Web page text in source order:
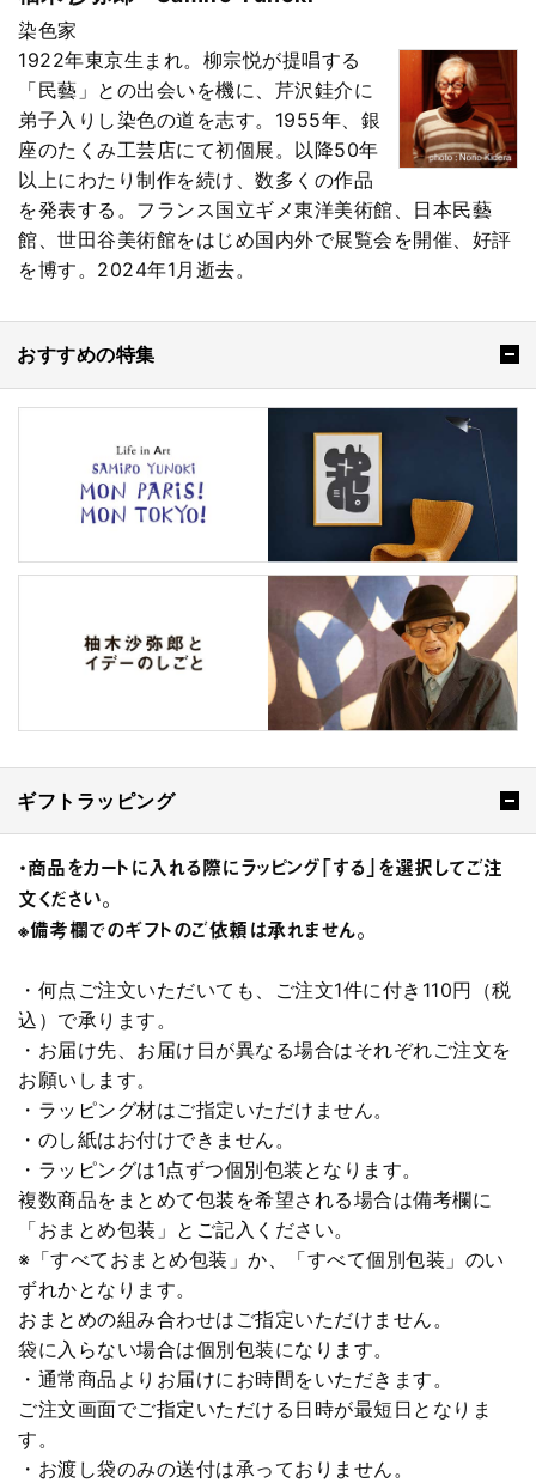
染色家
1922年東京生まれ。柳宗悦が提唱する
「民藝」との出会いを機に、芹沢銈介に
弟子入りし染色の道を志す。1955年、銀
座のたくみ工芸店にて初個展。以降50年
以上にわたり制作を続け、数多くの作品
を発表する。フランス国立ギメ東洋美術館、日本民藝
館、世田谷美術館をはじめ国内外で展覧会を開催、好評
を博す。2024年1月逝去。
おすすめの特集
ギフトラッピング
・商品をカートに入れる際にラッピング「する」を選択してご注
文ください。
※備考欄でのギフトのご依頼は承れません。
・何点ご注文いただいても、ご注文1件に付き110円（税
込）で承ります。
・お届け先、お届け日が異なる場合はそれぞれご注文を
お願いします。
・ラッピング材はご指定いただけません。
・のし紙はお付けできません。
・ラッピングは1点ずつ個別包装となります。
複数商品をまとめて包装を希望される場合は備考欄に
「おまとめ包装」とご記入ください。
※「すべておまとめ包装」か、「すべて個別包装」のい
ずれかとなります。
おまとめの組み合わせはご指定いただけません。
袋に入らない場合は個別包装になります。
・通常商品よりお届けにお時間をいただきます。
ご注文画面でご指定いただける日時が最短日となりま
す。
・お渡し袋のみの送付は承っておりません。